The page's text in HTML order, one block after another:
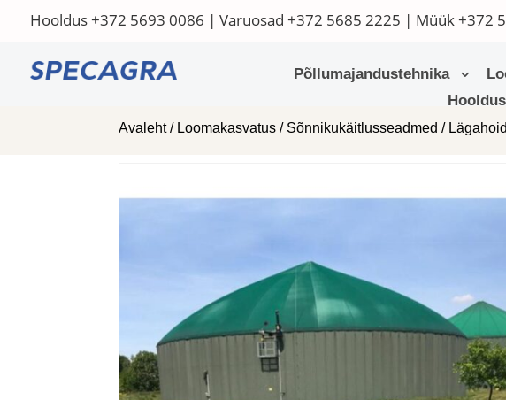
Hooldus+372 5693 0086 | Varuosad +372 5685 2225 | Müük+372
Põllumajandustehnika
Avaleht/ Loomakasvatus / Sõnnikukäitlusseadmed /